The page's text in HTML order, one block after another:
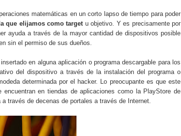
matemáticas en un corto lapso de tiempo para poder
que elijamos como target u objetivo. Y es precisamente por
ayuda a través de la mayor cantidad de dispositivos posible
sin el permiso de sus dueños.
en alguna aplicación o programa descargable para los
del dispositivo a través de la instalación del programa o
determinada por el hacker. Lo preocupante es que este
en tiendas de aplicaciones como la PlayStore de
través de decenas de portales a través de Internet.